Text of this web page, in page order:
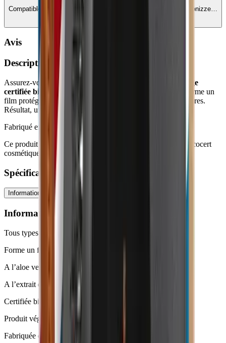
Compatible avec Ecochèques et Chèques-cadeaux
Edenred, Monizze…
Avis
Description
Assurez-vous un rasage en douceur avec la
crème de rasage
certifiée bio Avril !
Sa formule enrichie à l’aloe vera bio forme un
film protégeant votre peau des irritations et des micro-coupures.
Résultat, un rasage de près ultra confortable !
Fabriqué en France
Ce produit est achetable en éco-chèques car il est labélisé Ecocert
cosmétique biologique.
Spécifications
Informations techniques
Informations techniques
Tous types de peaux
Forme un film protecteur contre les irritations
A l’aloe vera bio *
A l’extrait de bourgeon de hêtre bio *
Certifiée bio par Ecocert
Produit végan
Fabriquée en France